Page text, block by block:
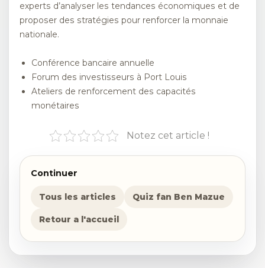
experts d’analyser les tendances économiques et de
proposer des stratégies pour renforcer la monnaie
nationale.
Conférence bancaire annuelle
Forum des investisseurs à Port Louis
Ateliers de renforcement des capacités
monétaires
Notez cet article !
Continuer
Tous les articles Quiz fan Ben Mazue
Retour a l'accueil